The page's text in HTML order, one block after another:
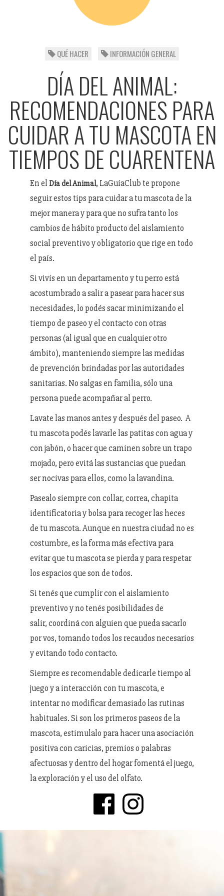
QUÉ HACER INFORMACIÓN GENERAL
DÍA DEL ANIMAL:
RECOMENDACIONES PARA
CUIDAR A TU MASCOTA EN
TIEMPOS DE CUARENTENA
En el Día del Animal, LaGuíaClub te propone
seguir estos tips para cuidar a tu mascota de la
mejor manera y para que no sufra tanto los
cambios de hábito producto del aislamiento
social preventivo y obligatorio que rige en todo
el país.
Si vivís en un departamento y tu perro está
acostumbrado a salir a pasear para hacer sus
necesidades, lo podés sacar minimizando el
tiempo de paseo y el contacto con otras
personas (al igual que en cualquier otro
ámbito), manteniendo siempre las medidas
de prevención brindadas por las autoridades
sanitarias. No salgas en familia, sólo una
persona puede acompañar al perro.
Lavate las manos antes y después del paseo. A
tu mascota podés lavarle las patitas con agua y
con jabón, o hacer que caminen sobre un trapo
mojado, pero evitá las sustancias que puedan
ser nocivas para ellos, como la lavandina.
Pasealo siempre con collar, correa, chapita
identificatoria y bolsa para recoger las heces
de tu mascota. Aunque en nuestra ciudad no es
costumbre, es la forma más efectiva para
evitar que tu mascota se pierda y para respetar
los espacios que son de todos.
Si tenés que cumplir con el aislamiento
preventivo y no tenés posibilidades de
salir, coordiná con alguien que pueda sacarlo
por vos, tomando todos los recaudos necesarios
y evitando todo contacto.
Siempre es recomendable dedicarle tiempo al
juego y a interacción con tu mascota, e
intentar no modificar demasiado las rutinas
habituales. Si son los primeros paseos de la
mascota, estimulalo para hacer una asociación
positiva con caricias, premios o palabras
afectuosas y dentro del hogar fomentá el juego,
la exploración y el uso del olfato.